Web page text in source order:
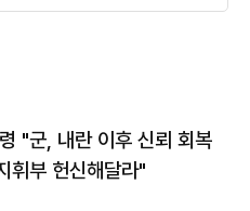
"군, 내란 이후 신뢰 회복
휘부 헌신해달라"